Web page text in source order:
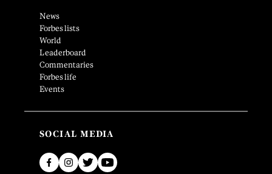
News
Forbes lists
World
Leaderboard
Commentaries
Forbes life
Events
SOCIAL MEDIA